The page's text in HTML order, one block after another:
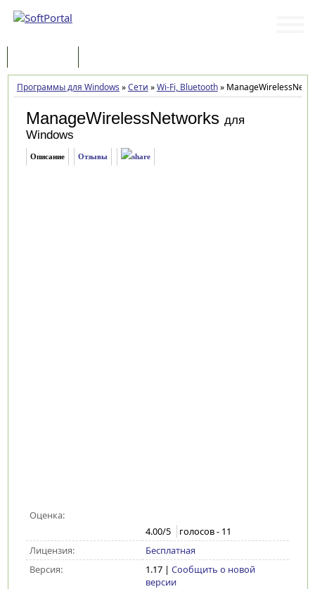
Программы для Windows »Сети »Wi-Fi, Bluetooth»
ManageWirelessNetworks для
Windows
Описание Отзывы
Оценка:
4.00/5 голосов - 11
Лицензия:
Бесплатная
Версия:
1.17| Сообщить о новой
версии